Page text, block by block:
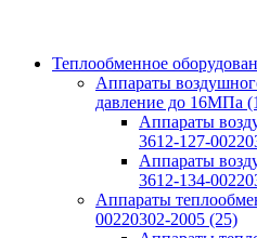
Теплообменное
Аппараты
давление до 16МПа
Аппараты
3612-127-
Аппараты
3612-134-
Аппараты
00220302-2005 (25)